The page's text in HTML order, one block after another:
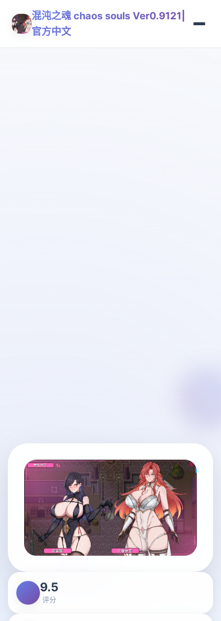
混沌之魂 chaos souls Ver0.9121|
官方中文
9.5
评分